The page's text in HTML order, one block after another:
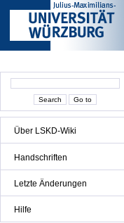
Über LSKD-Wiki
Handschriften
Letzte Änderungen
Hilfe